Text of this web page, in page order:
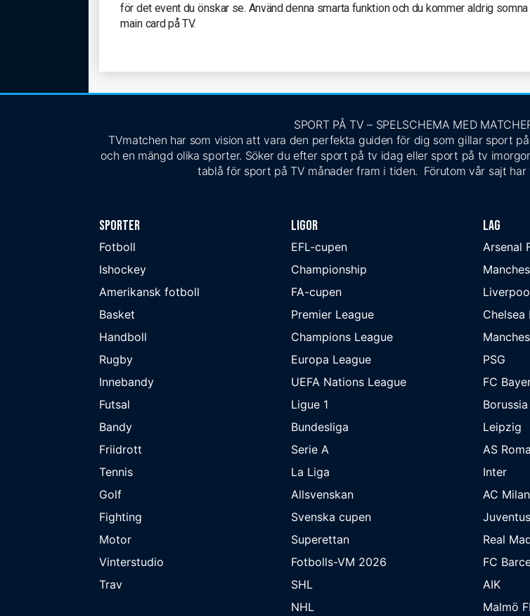
för det event du önskar se. Använd denna smarta funktion och du kommer aldrig
main card på TV.
SPORT PÅ TV – SPELSCHEMA MED
TVmatchen har som vision att vara den perfekta guiden för dig som gillar sport
och en mängd olika sporter. Söker du efter sport på tv idag eller sport på tv
tablå för sport på TV månader fram i tiden. Förutom vår sajt har
Sporter
Fotboll
Ishockey
Amerikansk fotboll
Basket
Handboll
Rugby
Innebandy
Futsal
Bandy
Friidrott
Tennis
Golf
Fighting
Motor
Vinterstudio
Trav
Ligor
EFL-cupen
Championship
FA-cupen
Premier League
Champions League
Europa League
UEFA Nations League
Ligue 1
Bundesliga
Serie A
La Liga
Allsvenskan
Svenska cupen
Superettan
Fotbolls-VM 2026
SHL
NHL
Lag
Arsenal
Chelsea
PSG
FC
Leipzig
AS Roma
Inter
AC Milan
Juventus
Real
FC
AIK
Malmö